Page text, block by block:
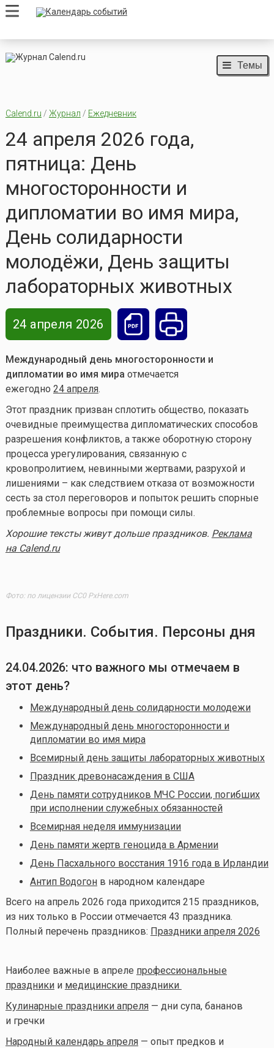
Темы
Calend.ru / Журнал / Ежедневник
24 апреля 2026 года,
пятница: День
многосторонности и
дипломатии во имя мира,
День солидарности
молодёжи, День защиты
лабораторных животных
24 апреля 2026
Международный день многосторонности и
дипломатии во имя мира отмечается
ежегодно 24 апреля.
Этот праздник призван сплотить общество, показать
очевидные преимущества дипломатических способов
разрешения конфликтов, а также оборотную сторону
процесса урегулирования, связанную с
кровопролитием, невинными жертвами, разрухой и
лишениями – как следствием отказа от возможности
сесть за стол переговоров и попыток решить спорные
проблемные вопросы при помощи силы.
Хорошие тексты живут дольше праздников. Реклама
на Calend.ru
Фото: по лицензии CC0 PxHere.com
Праздники. События. Персоны дня
24.04.2026: что важного мы отмечаем в
этот день?
Международный день солидарности молодежи
Международный день многосторонности и
дипломатии во имя мира
Всемирный день защиты лабораторных животных
Праздник древонасаждения в США
День памяти сотрудников МЧС России, погибших
при исполнении служебных обязанностей
Всемирная неделя иммунизации
День памяти жертв геноцида в Армении
День Пасхального восстания 1916 года в Ирландии
Антип Водогонв народном календаре
Всего на апрель 2026 года приходится 215 праздников,
из них только в России отмечается 43 праздника.
Полный перечень праздников: Праздники апреля 2026
Наиболее важные в апреле профессиональные
праздникии медицинские праздники
Кулинарные праздники апреля— дни супа, бананов
и гречки
Народный календарь апреля— опыт предков и